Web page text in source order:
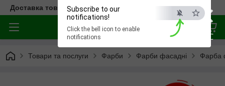
×
ESC
Subscribe to our
notifications!
Click the bell icon to enable
notifications
Доставка товара по всей Украине
Товари та послуги Фарби Фарби фасадні Фарба